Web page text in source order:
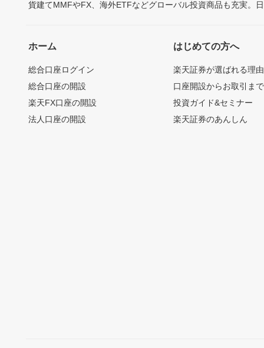
貨建てMMFやFX、海外ETFなどグローバル投資商品も充実。
ホーム
総合口座ログイン
総合口座の開設
楽天FX口座の開設
法人口座の開設
はじめての方へ
楽天証券が選ばれる理由
口座開設からお取引ま
投資ガイド&セミナー
楽天証券のあんしん